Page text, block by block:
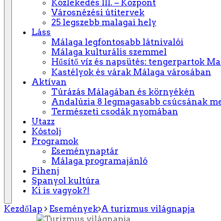
Közlekedés III. – Központ
Városnézési útitervek
25 legszebb malagai hely
Láss
Málaga legfontosabb látnivalói
Málaga kulturális szemmel
Hűsítő víz és napsütés: tengerpartok
Kastélyok és várak Málaga városában
Aktívan
Túrázás Málagában és környékén
Andalúzia 8 legmagasabb csúcsának
Természeti csodák nyomában
Utazz
Kóstolj
Programok
Eseménynaptár
Málaga programajánló
Pihenj
Spanyol kultúra
Ki is vagyok?!
Kezdőlap Események A turizmus világnapja